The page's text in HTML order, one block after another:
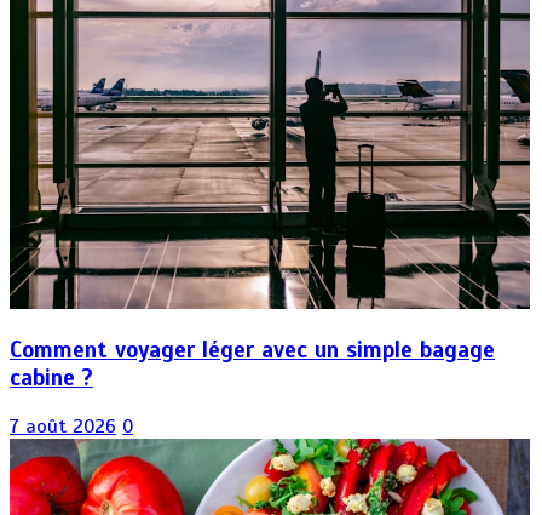
Comment voyager léger avec un simple bagage
cabine ?
7 août 2026 0